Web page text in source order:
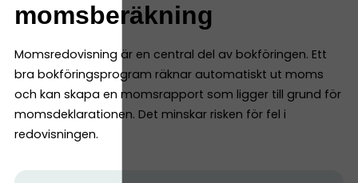
momsberäkning
Momsredovisning är en central del av bokföringen. Ett
bra bokföringsprogram räknar automatiskt ut moms
och kan skapa en momsrapport som ligger till grund för
momsdeklarationen. Det minskar risken för fel i
redovisningen.